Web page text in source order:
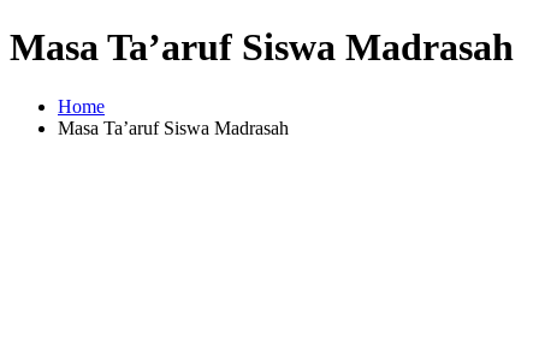
Masa Ta’aruf Siswa Madrasah
Home
Masa Ta’aruf Siswa Madrasah